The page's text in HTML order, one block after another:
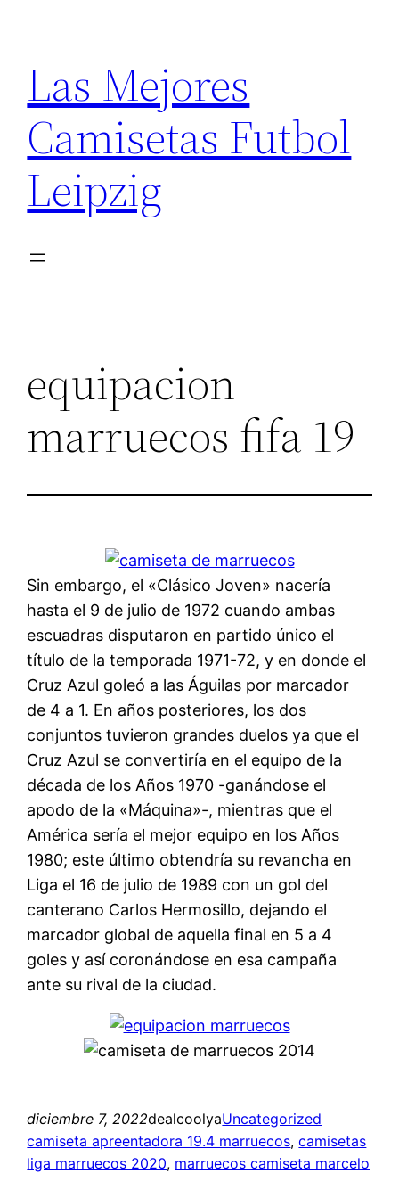
contenido
Las Mejores
Camisetas Futbol
Leipzig
equipacion
marruecos fifa 19
Sin embargo, el «Clásico Joven» nacería
hasta el 9 de julio de 1972 cuando ambas
escuadras disputaron en partido único el
título de la temporada 1971-72, y en donde el
Cruz Azul goleó a las Águilas por marcador
de 4 a 1. En años posteriores, los dos
conjuntos tuvieron grandes duelos ya que el
Cruz Azul se convertiría en el equipo de la
década de los Años 1970 -ganándose el
apodo de la «Máquina»-, mientras que el
América sería el mejor equipo en los Años
1980; este último obtendría su revancha en
Liga el 16 de julio de 1989 con un gol del
canterano Carlos Hermosillo, dejando el
marcador global de aquella final en 5 a 4
goles y así coronándose en esa campaña
ante su rival de la ciudad.
diciembre 7, 2022dealcoolyaUncategorized
camiseta apreentadora 19.4 marruecos, camisetas
liga marruecos 2020, marruecos camiseta marcelo